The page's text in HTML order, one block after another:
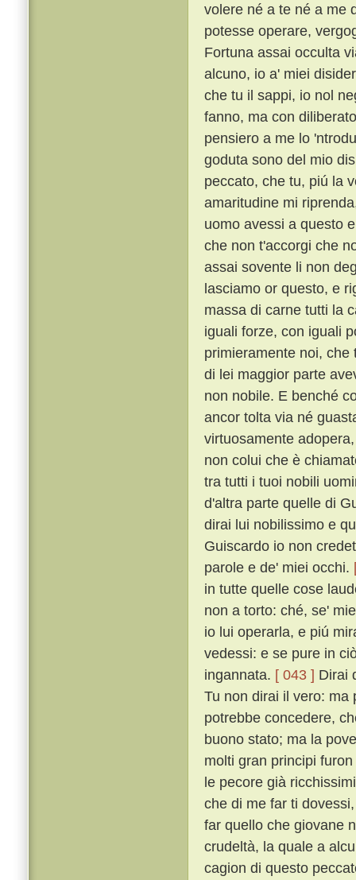
volere né a te né a me
potesse operare,
Fortuna assai occulta
alcuno, io a' miei
che tu il sappi, io nol
fanno, ma con
pensiero a me lo
goduta sono del mio
peccato, che tu, piú la
amaritudine mi
uomo avessi a questo
che non t'accorgi che
assai sovente li non
lasciamo or questo, e
massa di carne tutti la
iguali forze, con iguali
primieramente noi,
di lei maggior parte
non nobile. E benché
ancor tolta via né
virtuosamente
non colui che è
tra tutti i tuoi nobili
d'altra parte quelle di
dirai lui nobilissimo e
Guiscardo io non
parole e de' miei occhi.
in tutte quelle cose
non a torto: ché, se'
io lui operarla, e piú
vedessi: e se pure in
ingannata. [ 043 ] Dirai
Tu non dirai il vero: ma
potrebbe concedere,
buono stato; ma la
molti gran principi
le pecore già
che di me far ti
far quello che giovane
crudeltà, la quale a
cagion di questo